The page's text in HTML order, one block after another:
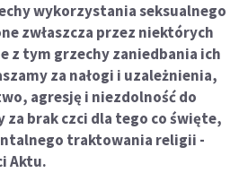
wykorzystania seksualnego
zwłaszcza przez niektórych
z tym grzechy zaniedbania ich
za nałogi i uzależnienia,
agresję i niezdolność do
za brak czci dla tego co święte,
traktowania religii -
Aktu.